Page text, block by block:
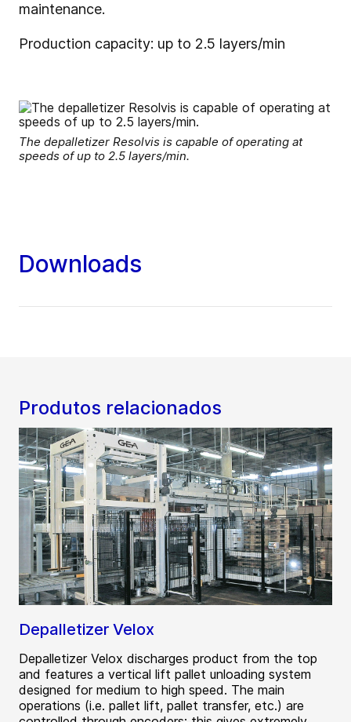
maintenance.
Production capacity: up to 2.5 layers/min
The depalletizer Resolvis is capable of operating at
speeds of up to 2.5 layers/min.
Downloads
Produtos relacionados
Depalletizer Velox
Depalletizer Velox discharges product from the top
and features a vertical lift pallet unloading system
designed for medium to high speed. The main
operations (i.e. pallet lift, pallet transfer, etc.) are